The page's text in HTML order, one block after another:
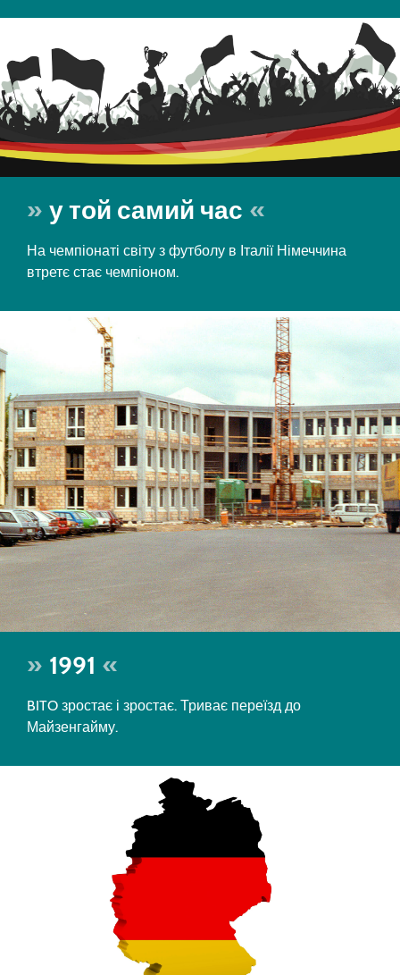
у той самий час
На чемпіонаті світу з футболу в Італії Німеччина
втретє стає чемпіоном.
1991
BITO зростає і зростає. Триває переїзд до
Майзенгайму.